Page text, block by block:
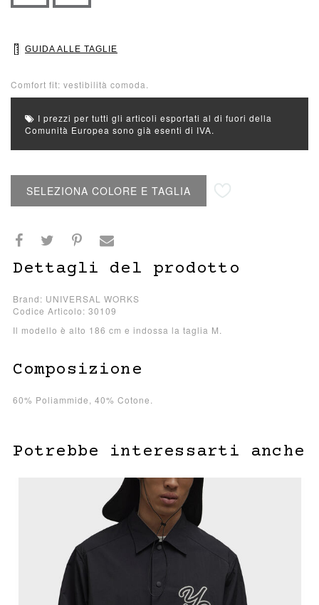
GUIDA ALLE TAGLIE
Comfort fit: vestibilità comoda.
I prezzi per tutti gli articoli esportati al di fuori della
Comunità Europea sono già esenti di IVA.
SELEZIONA COLORE E TAGLIA
Dettagli del prodotto
Brand: UNIVERSAL WORKS
Codice Articolo: 30109
Il modello è alto 186 cm e indossa la taglia M.
Composizione
60% Poliammide, 40% Cotone.
Potrebbe interessarti anche